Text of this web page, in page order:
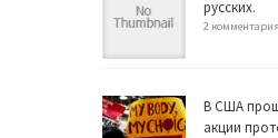
русских.
2 комментария
В США
акции